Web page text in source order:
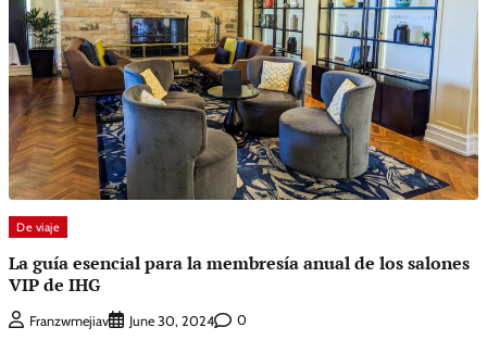
De viaje
La guía esencial para la membresía anual de los salones
VIP de IHG
Franzwmejiav June 30, 2024 0